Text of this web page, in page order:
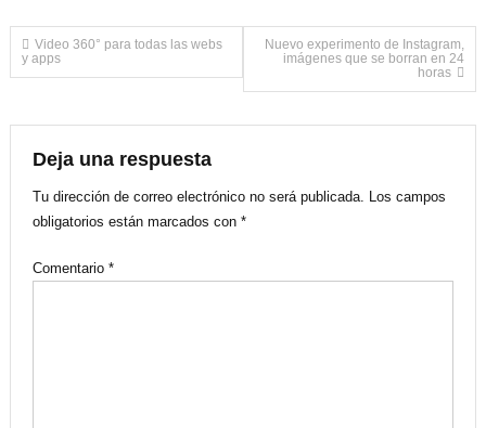
Navegación
entradas
Video 360° para todas las webs
y apps
Nuevo experimento de Instagram,
imágenes que se borran en 24
horas
Deja una respuesta
Tu dirección de correo electrónico no será publicada. Los campos
obligatorios están marcados con *
Comentario *